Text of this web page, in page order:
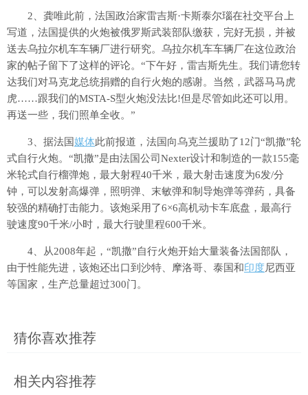
2、龚唯此前，法国政治家雷吉斯·卡斯泰尔瑙在社交平台上
写道，法国提供的火炮被俄罗斯武装部队缴获，完好无损，并被
送去乌拉尔机车车辆厂进行研究。乌拉尔机车车辆厂在这位政治
家的帖子留下了这样的评论。“下午好，雷吉斯先生。我们请您转
达我们对马克龙总统捐赠的自行火炮的感谢。当然，武器马马虎
虎……跟我们的MSTA-S型火炮没法比!但是尽管如此还可以用。
再送一些，我们照单全收。”
3、据法国媒体此前报道，法国向乌克兰援助了12门“凯撒”轮
式自行火炮。“凯撒”是由法国公司Nexter设计和制造的一款155毫
米轮式自行榴弹炮，最大射程40千米，最大射击速度为6发/分
钟，可以发射高爆弹，照明弹、末敏弹和制导炮弹等弹药，具备
较强的精确打击能力。该炮采用了6×6高机动卡车底盘，最高行
驶速度90千米/小时，最大行驶里程600千米。
4、从2008年起，“凯撒”自行火炮开始大量装备法国部队，
由于性能先进，该炮还出口到沙特、摩洛哥、泰国和印度尼西亚
等国家，生产总量超过300门。
猜你喜欢推荐
相关内容推荐